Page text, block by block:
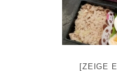
[ZEIGE